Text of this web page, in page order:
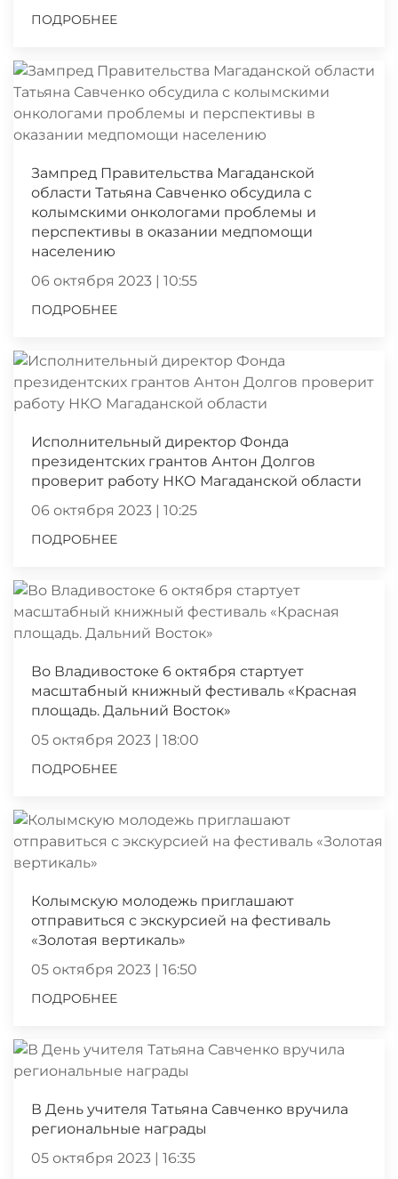
ПОДРОБНЕЕ
Зампред Правительства Магаданской
области Татьяна Савченко обсудила с
колымскими онкологами проблемы и
перспективы в оказании медпомощи
населению
06 октября 2023 | 10:55
ПОДРОБНЕЕ
Исполнительный директор Фонда
президентских грантов Антон Долгов
проверит работу НКО Магаданской области
06 октября 2023 | 10:25
ПОДРОБНЕЕ
Во Владивостоке 6 октября стартует
масштабный книжный фестиваль «Красная
площадь. Дальний Восток»
05 октября 2023 | 18:00
ПОДРОБНЕЕ
Колымскую молодежь приглашают
отправиться с экскурсией на фестиваль
«Золотая вертикаль»
05 октября 2023 | 16:50
ПОДРОБНЕЕ
В День учителя Татьяна Савченко вручила
региональные награды
05 октября 2023 | 16:35